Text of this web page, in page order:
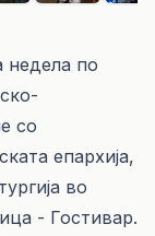
недела по
со
епархија,
во
- Гостивар.